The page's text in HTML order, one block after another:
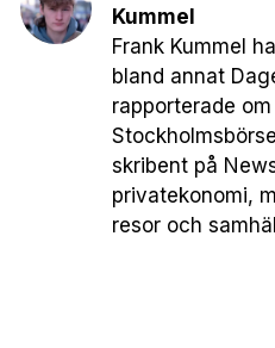
Kummel
Frank Kummel
bland annat
rapporterade
skribent på
privatekonomi,
resor och